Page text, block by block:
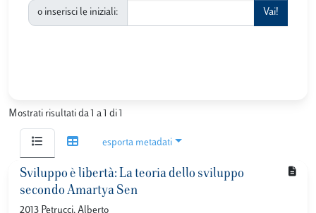
o inserisci le iniziali:
Mostrati risultati da 1 a 1 di 1
esporta metadati
Sviluppo è libertà: La teoria dello sviluppo
secondo Amartya Sen
2013 Petrucci, Alberto